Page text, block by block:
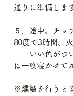
通りに準備しま
５．途中、チッ
80度で3時間、
いい色がつい
は一晩寝かせて
※燻製を行うと